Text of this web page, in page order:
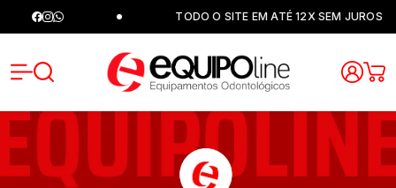
TODO O SITE EM ATÉ 12X SEM JUROS